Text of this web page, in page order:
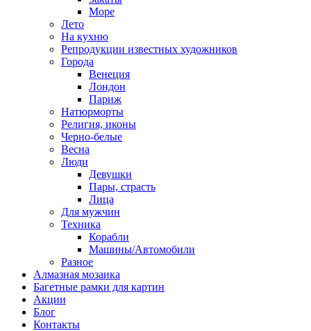
Море
Лето
На кухню
Репродукции известных художников
Города
Венеция
Лондон
Париж
Натюрморты
Религия, иконы
Черно-белые
Весна
Люди
Девушки
Пары, страсть
Лица
Для мужчин
Техника
Корабли
Машины/Автомобили
Разное
Алмазная мозаика
Багетные рамки для картин
Акции
Блог
Контакты